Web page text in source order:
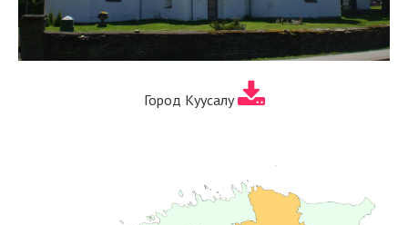
Город Куусалу